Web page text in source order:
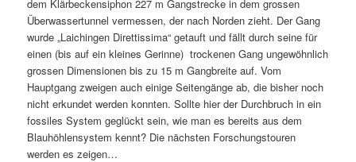
dem Klärbeckensiphon 227 m Gangstrecke in dem grossen
Überwassertunnel vermessen, der nach Norden zieht. Der Gang
wurde „Laichingen Direttissima“ getauft und fällt durch seine für
einen (bis auf ein kleines Gerinne) trockenen Gang ungewöhnlich
grossen Dimensionen bis zu 15 m Gangbreite auf. Vom
Hauptgang zweigen auch einige Seitengänge ab, die bisher noch
nicht erkundet werden konnten. Sollte hier der Durchbruch in ein
fossiles System geglückt sein, wie man es bereits aus dem
Blauhöhlensystem kennt? Die nächsten Forschungstouren
werden es zeigen…